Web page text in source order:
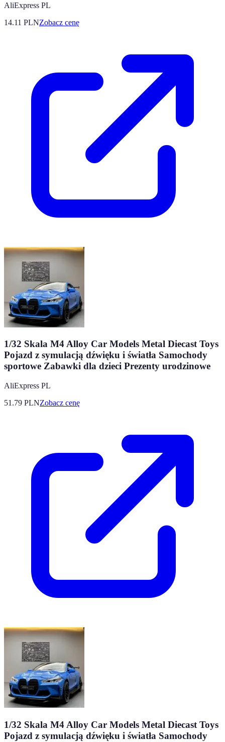
AliExpress PL
14.11 PLNZobacz cenę
1/32 Skala M4 Alloy Car Models Metal Diecast Toys
Pojazd z symulacją dźwięku i światła Samochody
sportowe Zabawki dla dzieci Prezenty urodzinowe
AliExpress PL
51.79 PLNZobacz cenę
1/32 Skala M4 Alloy Car Models Metal Diecast Toys
Pojazd z symulacją dźwięku i światła Samochody